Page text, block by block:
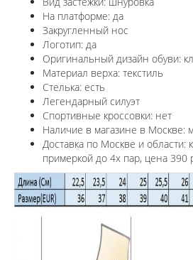
На платформе: да
Закругленный нос
Логотип: да
Оригинальный дизайн обуви:
Материал верха: текстиль
Стелька: есть
Легендарный силуэт
Спортивные кроссовки: нет
Наличие в магазине в Москве:
Доставка по Москве и области:
примеркой до 4х пар, цена 390